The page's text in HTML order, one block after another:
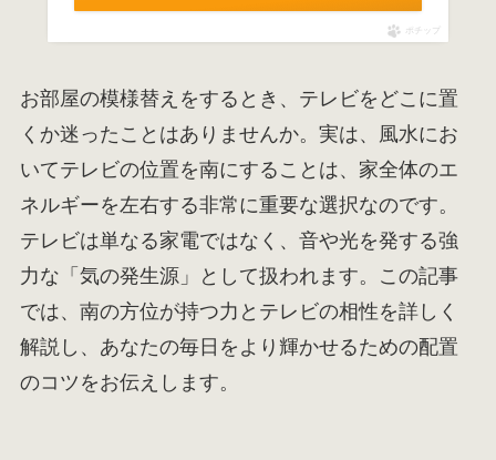
ポチップ
お部屋の模様替えをするとき、テレビをどこに置
くか迷ったことはありませんか。実は、風水にお
いてテレビの位置を南にすることは、家全体のエ
ネルギーを左右する非常に重要な選択なのです。
テレビは単なる家電ではなく、音や光を発する強
力な「気の発生源」として扱われます。この記事
では、南の方位が持つ力とテレビの相性を詳しく
解説し、あなたの毎日をより輝かせるための配置
のコツをお伝えします。